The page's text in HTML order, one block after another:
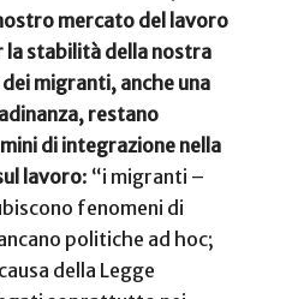
mercato del lavoro
la stabilità della nostra
migranti, anche una
restano
di integrazione nella
lavoro: “i migranti –
fenomeni di
politiche ad hoc;
della Legge